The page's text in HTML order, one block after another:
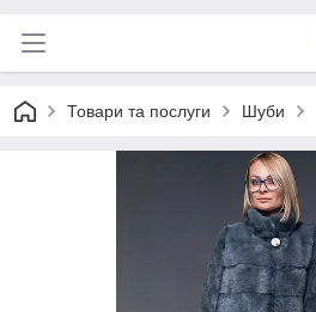
Товари та послуги Шуби